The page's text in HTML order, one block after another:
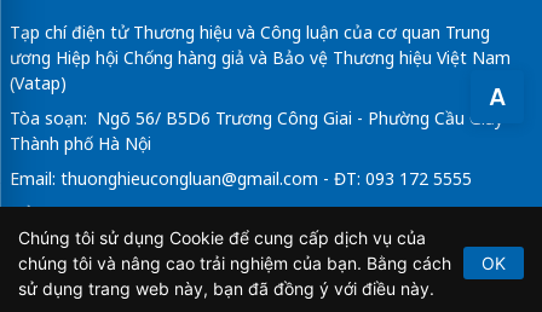
A
Tạp chí điện tử Thương hiệu và Công luận của cơ quan Trung
ương Hiệp hội Chống hàng giả và Bảo vệ Thương hiệu Việt Nam
(Vatap)
Tòa soạn: Ngõ 56/ B5D6 Trương Công Giai - Phường Cầu Giấy -
Thành phố Hà Nội
Email: thuonghieucongluan@gmail.com - ĐT: 093 172 5555
Tổng Biên Tập: Vũ Đức Thuận
Giấy phép hoạt động báo chí điện tử số 64/GP-BTTTT do Bộ
Thông tin và Truyền thông cấp ngày 21/2/2020.
Chúng tôi sử dụng Cookie để cung cấp dịch vụ của
chúng tôi và nâng cao trải nghiệm của bạn. Bằng cách
sử dụng trang web này, bạn đã đồng ý với điều này.
OK